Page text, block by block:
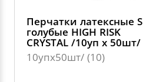
Перчатки латексные S
голубые HIGH RISK
CRYSTAL /10уп х 50шт/
10упх50шт/ (10)